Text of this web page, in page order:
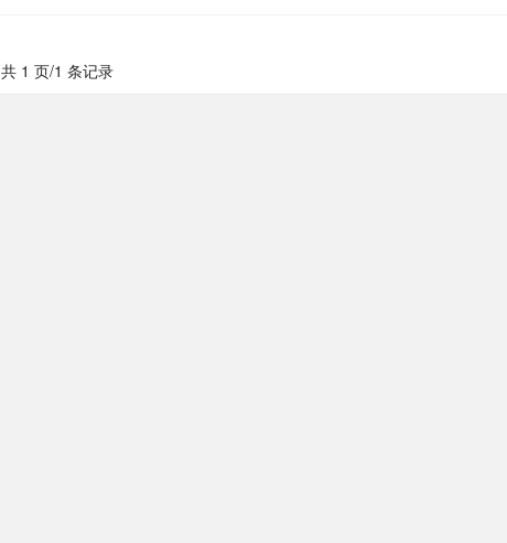
共 1 页/1 条记录